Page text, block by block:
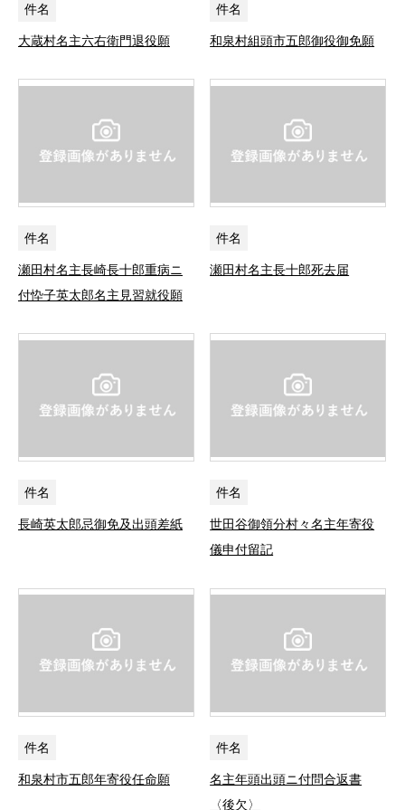
件名
大蔵村名主六右衛門退役願
件名
和泉村組頭市五郎御役御免願
件名
瀬田村名主長崎長十郎重病ニ
付忰子英太郎名主見習就役願
件名
瀬田村名主長十郎死去届
件名
長崎英太郎忌御免及出頭差紙
件名
世田谷御領分村々名主年寄役
儀申付留記
件名
和泉村市五郎年寄役任命願
件名
名主年頭出頭ニ付問合返書
〈後欠〉